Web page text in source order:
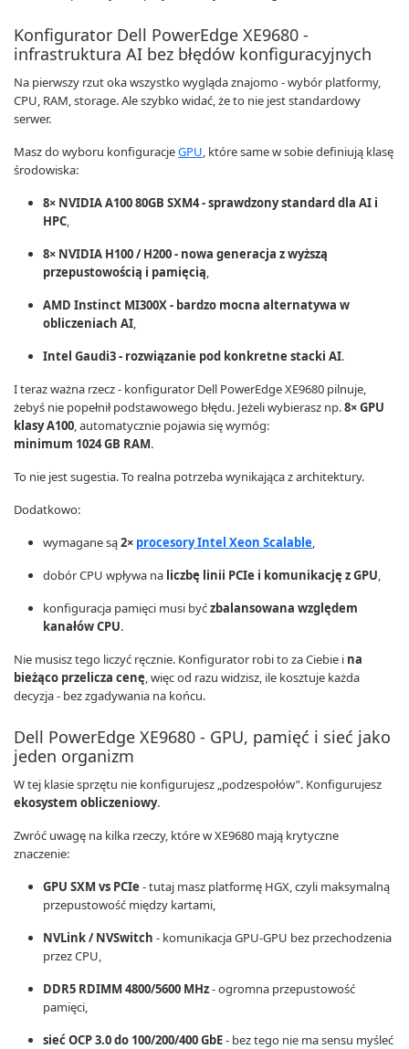
Konfigurator Dell PowerEdge XE9680 -
infrastruktura AI bez błędów konfiguracyjnych
Na pierwszy rzut oka wszystko wygląda znajomo - wybór platformy,
CPU, RAM, storage. Ale szybko widać, że to nie jest standardowy
serwer.
Masz do wyboru konfiguracjeGPU, które same w sobie definiują klasę
środowiska:
8× NVIDIA A100 80GB SXM4 - sprawdzony standard dla AI i
HPC,
8× NVIDIA H100 / H200 - nowa generacja z wyższą
przepustowością i pamięcią,
AMD Instinct MI300X - bardzo mocna alternatywa w
obliczeniach AI,
Intel Gaudi3 - rozwiązanie pod konkretne stacki AI.
I teraz ważna rzecz - konfigurator Dell PowerEdge XE9680 pilnuje,
żebyś nie popełnił podstawowego błędu. Jeżeli wybierasz np.8× GPU
klasy A100, automatycznie pojawia się wymóg:
minimum 1024 GB RAM.
To nie jest sugestia. To realna potrzeba wynikająca z architektury.
Dodatkowo:
wymagane są2× procesory Intel Xeon Scalable,
dobór CPU wpływa na liczbę linii PCIe i komunikację z GPU,
konfiguracja pamięci musi byćzbalansowana względem
kanałów CPU.
Nie musisz tego liczyć ręcznie. Konfigurator robi to za Ciebie i na
bieżąco przelicza cenę, więc od razu widzisz, ile kosztuje każda
decyzja - bez zgadywania na końcu.
Dell PowerEdge XE9680 - GPU, pamięć i sieć jako
jeden organizm
W tej klasie sprzętu nie konfigurujesz „podzespołów”. Konfigurujesz
ekosystem obliczeniowy.
Zwróć uwagę na kilka rzeczy, które w XE9680 mają krytyczne
znaczenie:
GPU SXM vs PCIe - tutaj masz platformę HGX, czyli maksymalną
przepustowość między kartami,
NVLink / NVSwitch - komunikacja GPU-GPU bez przechodzenia
przez CPU,
DDR5 RDIMM 4800/5600 MHz- ogromna przepustowość
pamięci,
sieć OCP 3.0 do 100/200/400 GbE- bez tego nie ma sensu myśleć